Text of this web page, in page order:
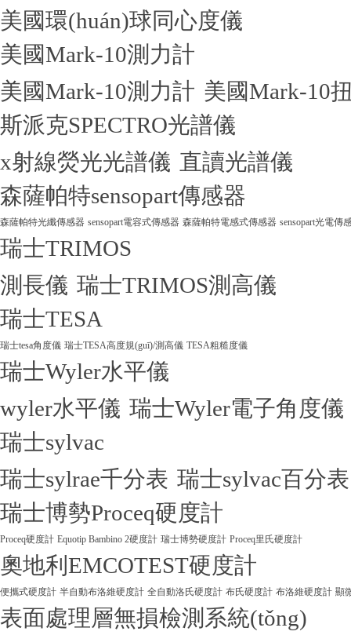
美國環(huán)球同心度儀
美國Mark-10測力計
美國Mark-10測力計 美國Mark-10
斯派克SPECTRO光譜儀
x射線熒光光譜儀 直讀光譜儀
森薩帕特sensopart傳感器
森薩帕特光纖傳感器 sensopart電容式傳感器 森薩帕特電感式傳感器 sensopart光電傳
瑞士TRIMOS
測長儀 瑞士TRIMOS測高儀
瑞士TESA
瑞士tesa角度儀 瑞士TESA高度規(guī)/測高儀 TESA粗糙度儀
瑞士Wyler水平儀
wyler水平儀 瑞士Wyler電子角度儀
瑞士sylvac
瑞士sylrae千分表 瑞士sylvac百分表
瑞士博勢Proceq硬度計
Proceq硬度計 Equotip Bambino 2硬度計 瑞士博勢硬度計 Proceq里氏硬度計
奧地利EMCOTEST硬度計
便攜式硬度計 半自動布洛維硬度計 全自動洛氏硬度計 布氏硬度計 布洛維硬度計 顯
表面處理層無損檢測系統(tǒng)